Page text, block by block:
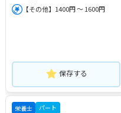
【その他】1400円 ～ 1600円
保存する
栄養士 パート